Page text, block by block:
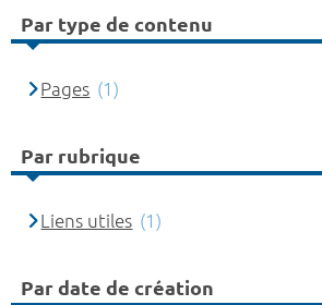
Par type de contenu
Pages (1)
Par rubrique
Liens utiles (1)
Par date de création